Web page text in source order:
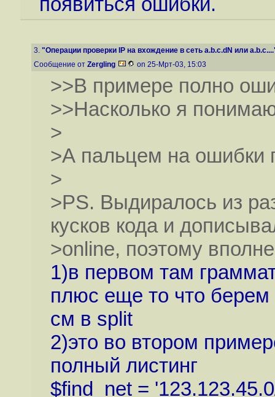
3. "Операции проверки IP на вхождение в сеть a.b.c.dN или
Сообщение от Zergling on 25-Мрт-03, 15:03
>>В примере полно
>>Насколько я
>
>А пальцем на ошибки
>
>PS. Выдиралось из
кусков кода и
>online, поэтому
1)в первом там
плюс еще то что берем
см в split
2)это во втором
полный листинг
$find_net =